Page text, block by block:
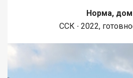
Норма, дом
ССК ∙ 2022,